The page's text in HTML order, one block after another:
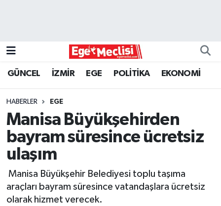
GÜNCEL İZMİR EGE POLİTİKA EKONOMİ
HABERLER EGE
Manisa Büyükşehirden
bayram süresince ücretsiz
ulaşım
Manisa Büyükşehir Belediyesi toplu taşıma
araçları bayram süresince vatandaşlara ücretsiz
olarak hizmet verecek.
GÜNCEL
İZMİR
ÖZEL HABER
POLİTİKA
Programlar